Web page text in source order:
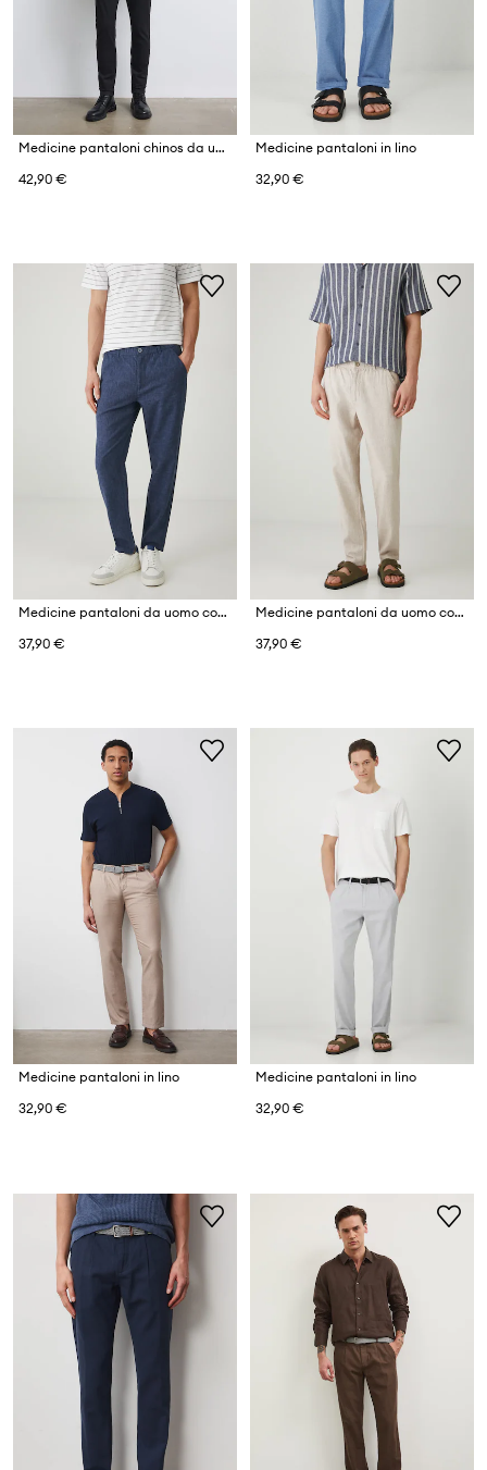
Medicine pantaloni chinos da uomo in cotone con elastan
42,90 €
Medicine pantaloni in lino
32,90 €
Medicine pantaloni da uomo con lino
37,90 €
Medicine pantaloni da uomo con lino
37,90 €
Medicine pantaloni in lino
32,90 €
Medicine pantaloni in lino
32,90 €